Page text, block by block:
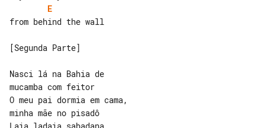
E
from behind the wall
[Segunda Parte]
Nasci lá na Bahia de
mucamba com feitor
O meu pai dormia em cama,
minha mãe no pisadô